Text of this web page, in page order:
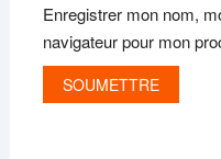
Enregistrer mon nom,
navigateur pour mon